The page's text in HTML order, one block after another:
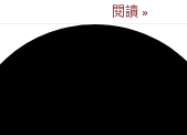
閱讀 »